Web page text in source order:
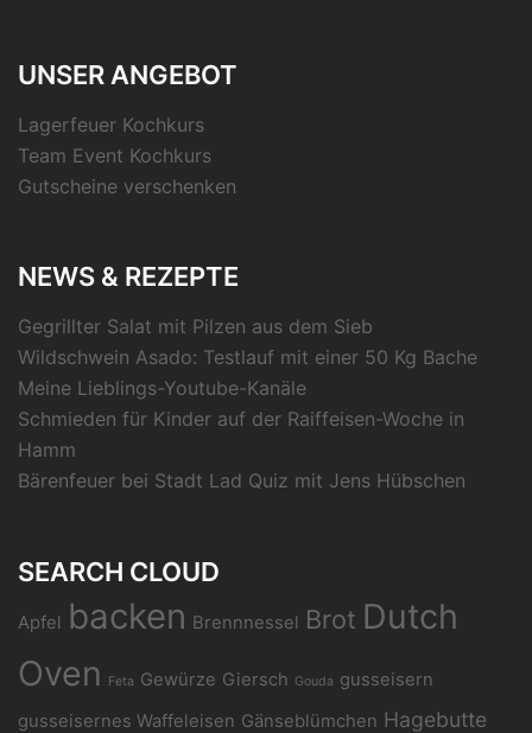
UNSER ANGEBOT
Lagerfeuer Kochkurs
Team Event Kochkurs
Gutscheine verschenken
NEWS & REZEPTE
Gegrillter Salat mit Pilzen aus dem Sieb
Wildschwein Asado: Testlauf mit einer 50 Kg Bache
Meine Lieblings-Youtube-Kanäle
Schmieden für Kinder auf der Raiffeisen-Woche in
Hamm
Bärenfeuer bei Stadt Lad Quiz mit Jens Hübschen
SEARCH CLOUD
Apfel backen Brennnessel Brot Dutch
Oven
Feta Gewürze Giersch Gouda gusseisern
gusseisernes Waffeleisen Gänseblümchen Hagebutte